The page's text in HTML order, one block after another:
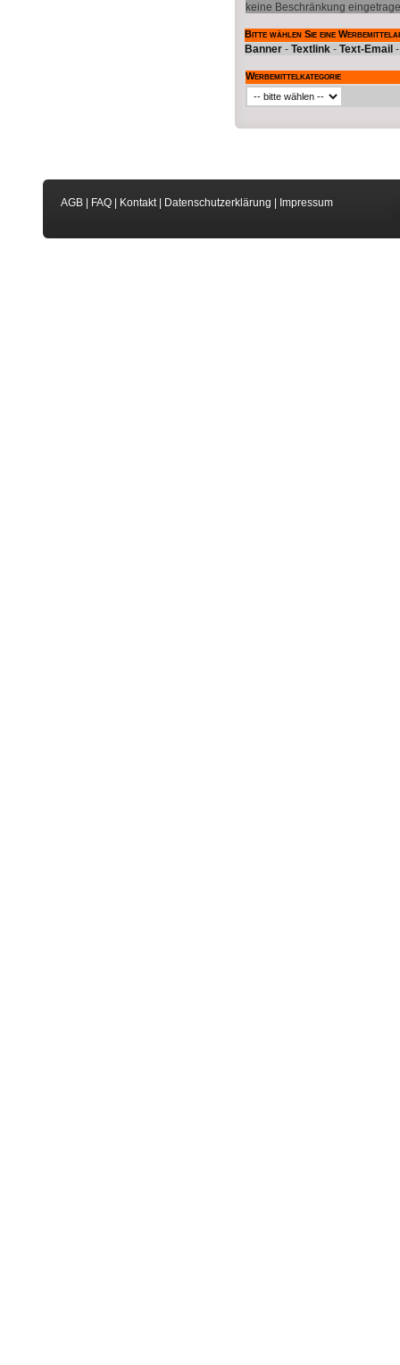
keine Beschränkung
Bitte wählen Sie eine
Banner - Textlink - Text-Email
Werbemittelkategorie
AGB FAQ Kontakt| Datenschutzerklärung Impressum